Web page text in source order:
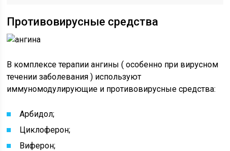
Противовирусные средства
В комплексе терапии ангины ( особенно при вирусном
течении заболевания ) используют
иммуномодулирующие и противовирусные средства:
Арбидол;
Циклоферон;
Виферон;